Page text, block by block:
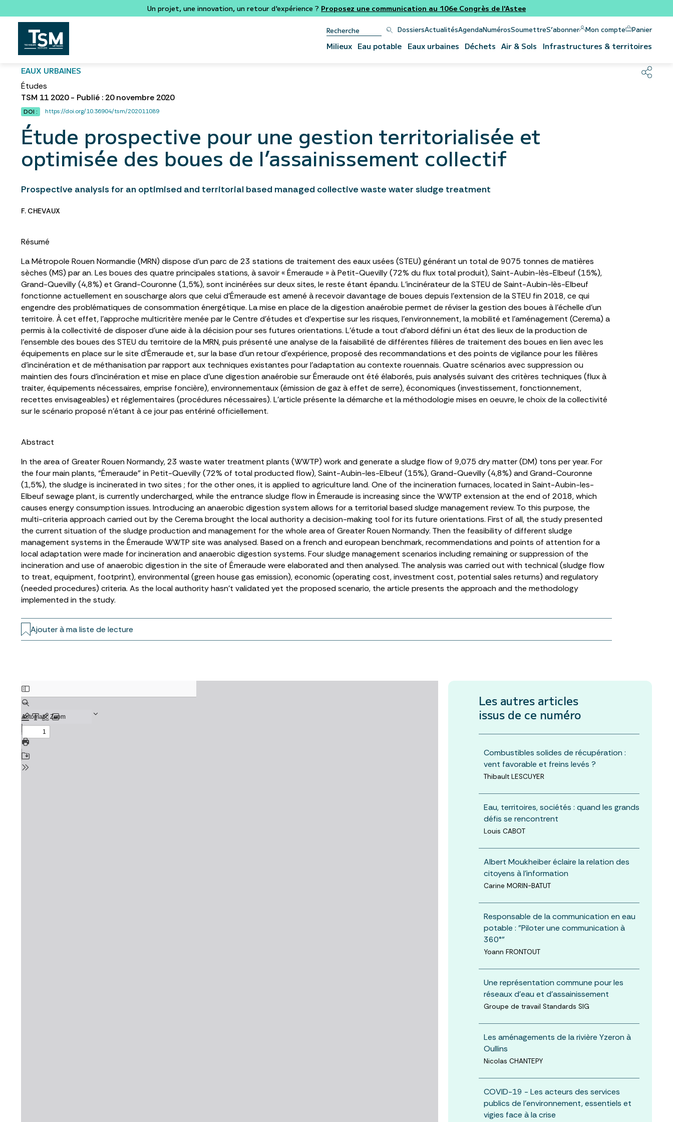
Un projet, une innovation, un retour d'expérience ? Proposez une communication au 106e Congrès de l'Astee
DossiersActualitésAgendaNumérosSoumettreS’abonner Mon compte Panier
Milieux Eau potable Eaux urbaines Déchets Air & Sols Infrastructures & territoires
EAUX URBAINES
Études
TSM 11 2020 - Publié : 20 novembre 2020
DOI : https://doi.org/10.36904/tsm/202011089
Étude prospective pour une gestion territorialisée et
optimisée des boues de l’assainissement collectif
Prospective analysis for an optimised and territorial based managed collective waste water sludge treatment
F. CHEVAUX
Résumé
La Métropole Rouen Normandie (MRN) dispose d’un parc de 23 stations de traitement des eaux usées (STEU) générant un total de 9075 tonnes de matières
sèches (MS) par an. Les boues des quatre principales stations, à savoir « Émeraude » à Petit-Quevilly (72% du flux total produit), Saint-Aubin-lès-Elbeuf (15%),
Grand-Quevilly (4,8%) et Grand-Couronne (1,5%), sont incinérées sur deux sites, le reste étant épandu. L’incinérateur de la STEU de Saint-Aubin-lès-Elbeuf
fonctionne actuellement en souscharge alors que celui d’Émeraude est amené à recevoir davantage de boues depuis l’extension de la STEU fin 2018, ce qui
engendre des problématiques de consommation énergétique. La mise en place de la digestion anaérobie permet de réviser la gestion des boues à l’échelle d’un
territoire. À cet effet, l’approche multicritère menée par le Centre d’études et d’expertise sur les risques, l’environnement, la mobilité et l’aménagement (Cerema) a
permis à la collectivité de disposer d’une aide à la décision pour ses futures orientations. L’étude a tout d’abord défini un état des lieux de la production de
l’ensemble des boues des STEU du territoire de la MRN, puis présenté une analyse de la faisabilité de différentes filières de traitement des boues en lien avec les
équipements en place sur le site d’Émeraude et, sur la base d’un retour d’expérience, proposé des recommandations et des points de vigilance pour les filières
d’incinération et de méthanisation par rapport aux techniques existantes pour l’adaptation au contexte rouennais. Quatre scénarios avec suppression ou
maintien des fours d’incinération et mise en place d’une digestion anaérobie sur Émeraude ont été élaborés, puis analysés suivant des critères techniques (flux à
traiter, équipements nécessaires, emprise foncière), environnementaux (émission de gaz à effet de serre), économiques (investissement, fonctionnement,
recettes envisageables) et réglementaires (procédures nécessaires). L’article présente la démarche et la méthodologie mises en oeuvre, le choix de la collectivité
sur le scénario proposé n’étant à ce jour pas entériné officiellement.
Abstract
In the area of Greater Rouen Normandy, 23 waste water treatment plants (WWTP) work and generate a sludge flow of 9,075 dry matter (DM) tons per year. For
the four main plants, “Émeraude” in Petit-Quevilly (72% of total producted flow), Saint-Aubin-les-Elbeuf (15%), Grand-Quevilly (4,8%) and Grand-Couronne
(1,5%), the sludge is incinerated in two sites ; for the other ones, it is applied to agriculture land. One of the incineration furnaces, located in Saint-Aubin-les-
Elbeuf sewage plant, is currently undercharged, while the entrance sludge flow in Émeraude is increasing since the WWTP extension at the end of 2018, which
causes energy consumption issues. Introducing an anaerobic digestion system allows for a territorial based sludge management review. To this purpose, the
multi-criteria approach carried out by the Cerema brought the local authority a decision-making tool for its future orientations. First of all, the study presented
the current situation of the sludge production and management for the whole area of Greater Rouen Normandy. Then the feasibility of different sludge
management systems in the Émeraude WWTP site was analysed. Based on a french and european benchmark, recommendations and points of attention for a
local adaptation were made for incineration and anaerobic digestion systems. Four sludge management scenarios including remaining or suppression of the
incineration and use of anaerobic digestion in the site of Émeraude were elaborated and then analysed. The analysis was carried out with technical (sludge flow
to treat, equipment, footprint), environmental (green house gas emission), economic (operating cost, investment cost, potential sales returns) and regulatory
(needed procedures) criteria. As the local authority hasn’t validated yet the proposed scenario, the article presents the approach and the methodology
implemented in the study.
Ajouter à ma liste de lecture
Les autres articles
issus de ce numéro
Combustibles solides de récupération :
vent favorable et freins levés ?
Thibault LESCUYER
Eau, territoires, sociétés : quand les grands
défis se rencontrent
Louis CABOT
Albert Moukheiber éclaire la relation des
citoyens à l’information
Carine MORIN-BATUT
Responsable de la communication en eau
potable : "Piloter une communication à
360°"
Yoann FRONTOUT
Une représentation commune pour les
réseaux d’eau et d’assainissement
Groupe de travail Standards SIG
Les aménagements de la rivière Yzeron à
Oullins
Nicolas CHANTEPY
COVID-19 - Les acteurs des services
publics de l'environnement, essentiels et
vigies face à la crise